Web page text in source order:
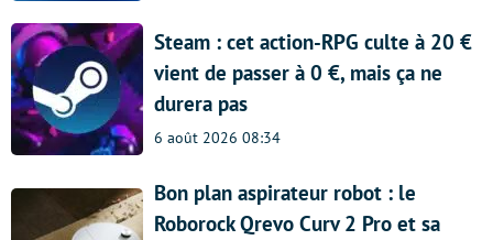
Steam : cet action-RPG culte à 20 €
vient de passer à 0 €, mais ça ne
durera pas
6 août 2026 08:34
Bon plan aspirateur robot : le
Roborock Qrevo Curv 2 Pro et sa